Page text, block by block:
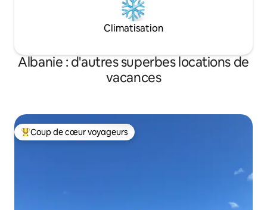
Climatisation
Albanie : d'autres superbes locations de
vacances
Coups de cœur voyageurs les plus appréciés
Coup de cœur voyageurs